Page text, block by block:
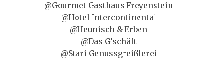
@Gourmet Gasthaus Freyenstein
@Hotel Intercontinental
@Heunisch & Erben
@Das G’schäft
@Stari Genussgreißlerei